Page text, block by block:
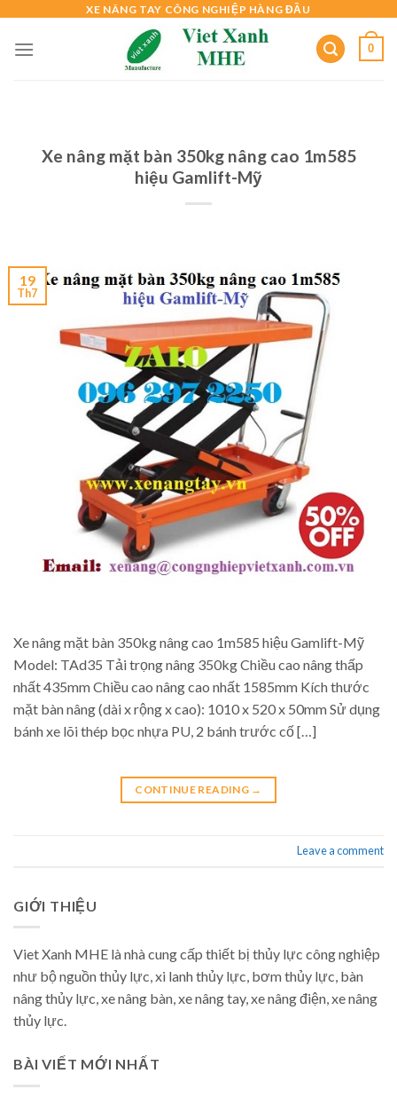
content
XE NÂNG TAY CÔNG NGHIỆP HÀNG ĐẦU
0
Xe nâng mặt bàn 350kg nâng cao 1m585
hiệu Gamlift-Mỹ
19
Th7
Xe nâng mặt bàn 350kg nâng cao 1m585 hiệu Gamlift-Mỹ
Model: TAd35 Tải trọng nâng 350kg Chiều cao nâng thấp
nhất 435mm Chiều cao nâng cao nhất 1585mm Kích thước
mặt bàn nâng (dài x rộng x cao): 1010 x 520 x 50mm Sử dụng
bánh xe lõi thép bọc nhựa PU, 2 bánh trước cố […]
CONTINUE READING →
Leave a comment
GIỚI THIỆU
Viet Xanh MHE là nhà cung cấp thiết bị thủy lực công nghiệp
như bộ nguồn thủy lực, xi lanh thủy lực, bơm thủy lực, bàn
nâng thủy lực, xe nâng bàn, xe nâng tay, xe nâng điện, xe nâng
thủy lực.
BÀI VIẾT MỚI NHẤT